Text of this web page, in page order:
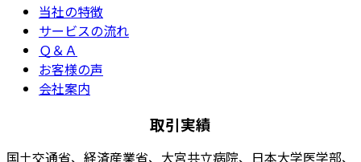
当社の特徴
サービスの流れ
Ｑ＆Ａ
お客様の声
会社案内
取引実績
国土交通省、経済産業省、大宮共立病院、日本大学医学部、